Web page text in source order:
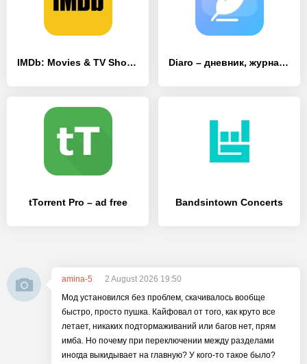
IMDb: Movies & TV Shows Diaro – дневник, журнал, Заметки, Трекер Настроения
tTorrent Pro – ad free Bandsintown Concerts
amina-5
2 August 2026 19:50
Мод установился без проблем, скачивалось вообще
быстро, просто пушка. Кайфовал от того, как круто все
летает, никаких подтормаживаний или багов нет, прям
имба. Но почему при переключении между разделами
иногда выкидывает на главную? У кого-то такое было?